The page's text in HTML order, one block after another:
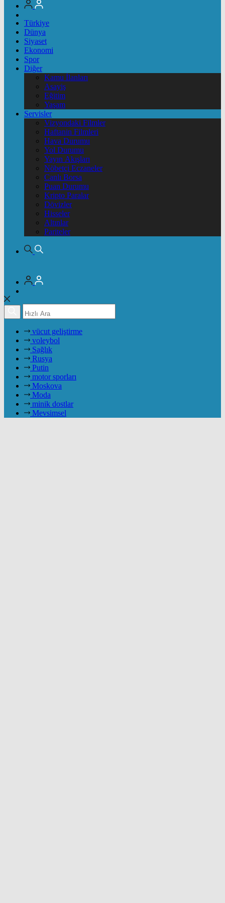
Türkiye
Dünya
Siyaset
Ekonomi
Spor
Diğer
Kamu İlanları
Asayiş
Eğitim
Yaşam
Servisler
Vizyondaki Filmler
Haftanin Filmleri
Hava Durumu
Yol Durumu
Yayın Akışları
Nöbetçi Eczaneler
Canlı Borsa
Puan Durumu
Kripto Paralar
Dövizler
Hisseler
Altınlar
Pariteler
vücut geliştirme
voleybol
Sağlık
Rusya
Putin
motor sporları
Moskova
Moda
minik dostlar
Mevsimsel